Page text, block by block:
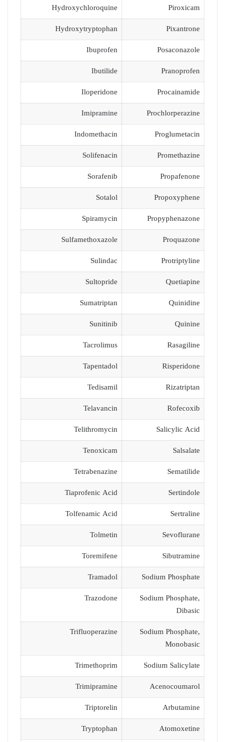
Piroxicam
Hydroxychloroquine
Pixantrone
Hydroxytryptophan
Posaconazole
Ibuprofen
Pranoprofen
Ibutilide
Procainamide
Iloperidone
Prochlorperazine
Imipramine
Proglumetacin
Indomethacin
Promethazine
Solifenacin
Propafenone
Sorafenib
Propoxyphene
Sotalol
Propyphenazone
Spiramycin
Proquazone
Sulfamethoxazole
Protriptyline
Sulindac
Quetiapine
Sultopride
Quinidine
Sumatriptan
Quinine
Sunitinib
Rasagiline
Tacrolimus
Risperidone
Tapentadol
Rizatriptan
Tedisamil
Rofecoxib
Telavancin
Salicylic Acid
Telithromycin
Salsalate
Tenoxicam
Sematilide
Tetrabenazine
Sertindole
Tiaprofenic Acid
Sertraline
Tolfenamic Acid
Sevoflurane
Tolmetin
Sibutramine
Toremifene
Sodium Phosphate
Tramadol
Sodium Phosphate,
Dibasic
Trazodone
Sodium Phosphate,
Monobasic
Trifluoperazine
Sodium Salicylate
Trimethoprim
Acenocoumarol
Trimipramine
Arbutamine
Triptorelin
Atomoxetine
Tryptophan